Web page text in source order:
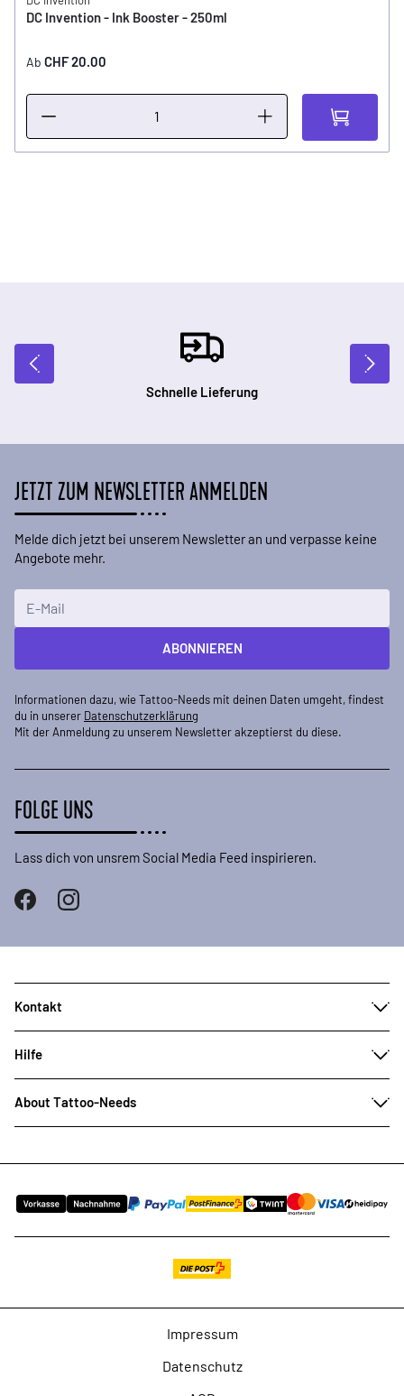
DC Invention - Ink Booster - 250ml
Ab CHF 20.00
Schnelle Lieferung
JETZT ZUM NEWSLETTER ANMELDEN
Melde dich jetzt bei unserem Newsletter an und verpasse keine
Angebote mehr.
ABONNIEREN
Informationen dazu, wie Tattoo-Needs mit deinen Daten umgeht, findest
du in unserer Datenschutzerklärung
Mit der Anmeldung zu unserem Newsletter akzeptierst du diese.
FOLGE UNS
Lass dich von unsrem Social Media Feed inspirieren.
Kontakt
Hilfe
About Tattoo-Needs
Impressum
Datenschutz